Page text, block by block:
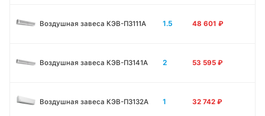
Воздушная завеса КЭВ-П3111A 1.5 48 601 ₽
Воздушная завеса КЭВ-П3141A 2 53 595 ₽
Воздушная завеса КЭВ-П3132A 1 32 742 ₽